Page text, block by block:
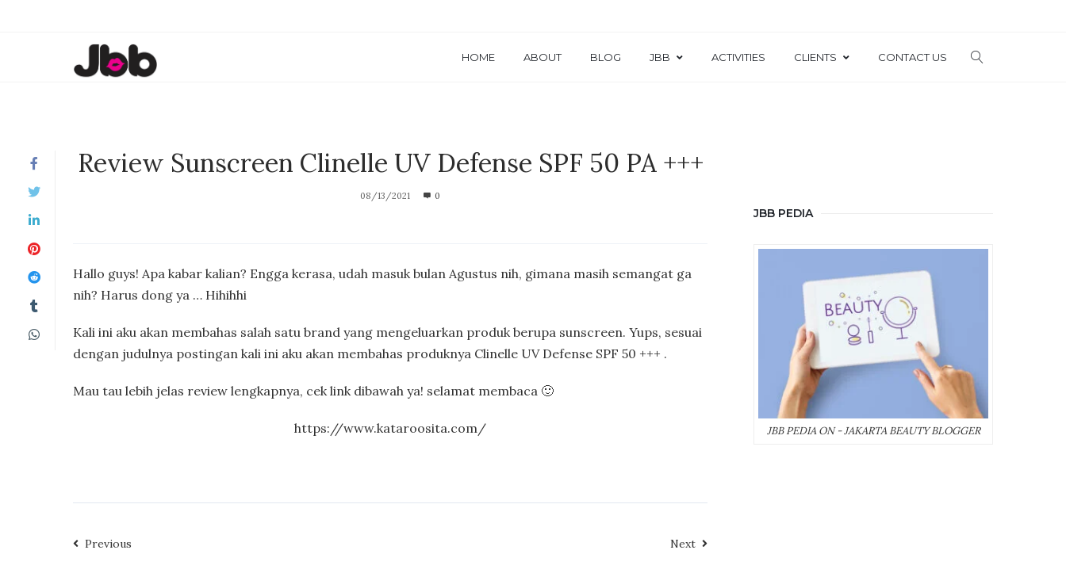
HOME ABOUT BLOG JBB ACTIVITIES CLIENTS CONTACT US
Review Sunscreen Clinelle UV Defense SPF 50 PA +++
08/13/2021 0
Hallo guys! Apa kabar kalian? Engga kerasa, udah masuk bulan Agustus nih, gimana masih semangat ga
nih? Harus dong ya … Hihihhi
Kali ini aku akan membahas salah satu brand yang mengeluarkan produk berupa sunscreen. Yups, sesuai
dengan judulnya postingan kali ini aku akan membahas produknya Clinelle UV Defense SPF 50 +++ .
Mau tau lebih jelas review lengkapnya, cek link dibawah ya! selamat membaca 🙂
https://www.kataroosita.com/
Previous Next
JBB PEDIA
JBB PEDIA ON - JAKARTA BEAUTY BLOGGER